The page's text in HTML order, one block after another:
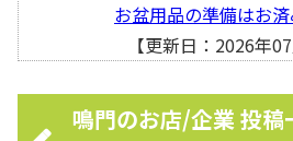
お盆用品の準備はお
【更新日：2026年
鳴門のお店/企業 投